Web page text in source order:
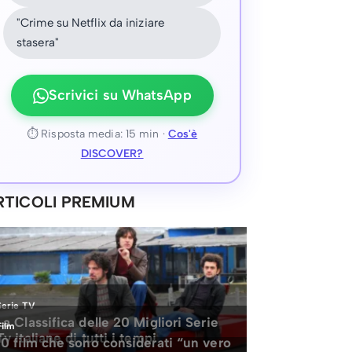
"Crime su Netflix da iniziare
stasera"
Scrivici su WhatsApp
⏱ Risposta media: 15 min · Cos'è
DISCOVER?
PREMIUM